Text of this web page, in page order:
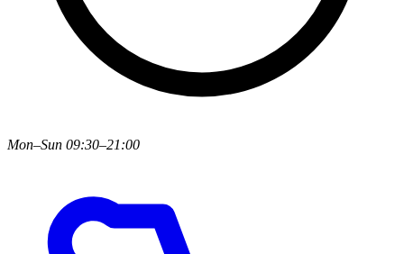
Mon–Sun 09:30–21:00